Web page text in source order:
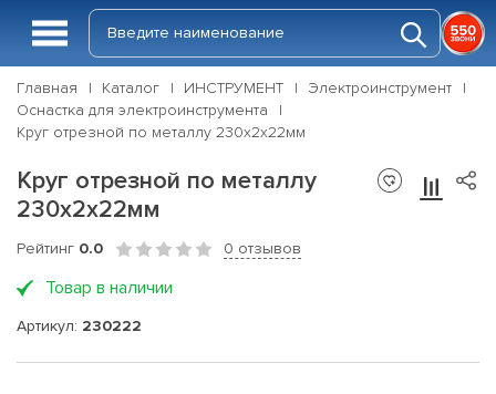
Главная Каталог ИНСТРУМЕНТ
Электроинструмент
Оснастка для электроинструмента
Круг отрезной по металлу 230х2х22мм
Круг отрезной по металлу
230х2х22мм
Рейтинг 0.0 0 отзывов
Товар в наличии
Артикул: 230222